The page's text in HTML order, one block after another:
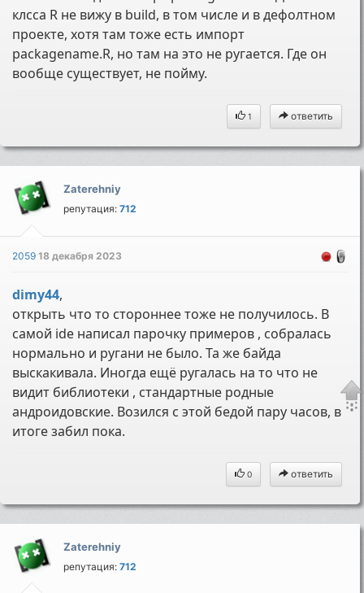
клсса R не вижу в build, в том числе и в дефолтном
проекте, хотя там тоже есть импорт
packagename.R, но там на это не ругается. Где он
вообще существует, не пойму.
1 ответить
Zaterehniy
репутация:712
205918 декабря 2023
dimy44,
открыть что то стороннее тоже не получилось. В
самой ide написал парочку примеров , собралась
нормально и ругани не было. Та же байда
выскакивала. Иногда ещё ругалась на то что не
видит библиотеки , стандартные родные
андроидовские. Возился с этой бедой пару часов, в
итоге забил пока.
0 ответить
Zaterehniy
репутация:712